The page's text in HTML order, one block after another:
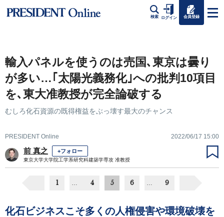
検索 ログイン 会員登録
輸入パネルを使うのは売国､東京は曇り
が多い…｢太陽光義務化｣への批判10項目
を､東大准教授が完全論破する
むしろ化石資源の既得権益をぶっ壊す最大のチャンス
PRESIDENT Online 2022/06/17 15:00
前 真之 +フォロー
東京大学大学院工学系研究科建築学専攻 准教授
1 … 4 5 6 … 9
化石ビジネスこそ多くの人権侵害や環境破壊を